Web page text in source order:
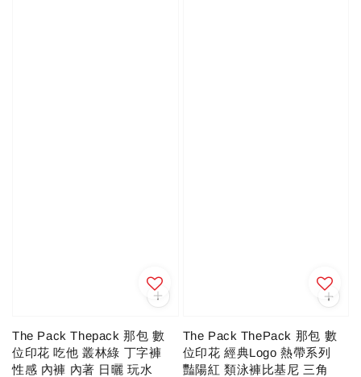
The Pack Thepack 那包 數
位印花 吃他 叢林綠 丁字褲
性感 內褲 內著 日曬 玩水
The Pack ThePack 那包 數
位印花 經典Logo 熱帶系列
豔陽紅 類泳褲比基尼 三角